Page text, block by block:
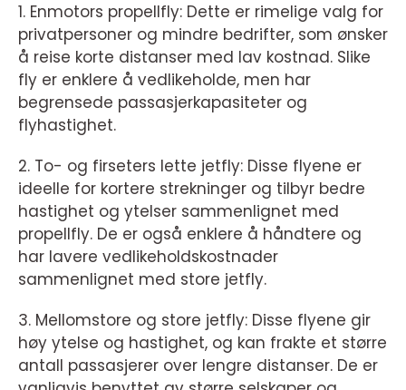
1. Enmotors propellfly: Dette er rimelige valg for
privatpersoner og mindre bedrifter, som ønsker
å reise korte distanser med lav kostnad. Slike
fly er enklere å vedlikeholde, men har
begrensede passasjerkapasiteter og
flyhastighet.
2. To- og firseters lette jetfly: Disse flyene er
ideelle for kortere strekninger og tilbyr bedre
hastighet og ytelser sammenlignet med
propellfly. De er også enklere å håndtere og
har lavere vedlikeholdskostnader
sammenlignet med store jetfly.
3. Mellomstore og store jetfly: Disse flyene gir
høy ytelse og hastighet, og kan frakte et større
antall passasjerer over lengre distanser. De er